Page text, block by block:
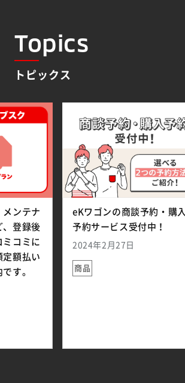
Topics
トピックス
メンテナ
、登録後
コミに
定額払い
す。
eKワゴンの商談予約・購入
予約サービス受付中！
2024年2月27日
商品